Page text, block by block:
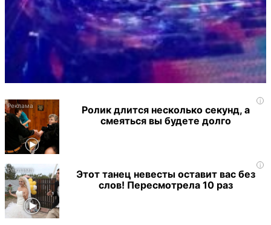
i
Ролик длится несколько секунд, а
смеяться вы будете долго
i
Этот танец невесты оставит вас без
слов! Пересмотрела 10 раз